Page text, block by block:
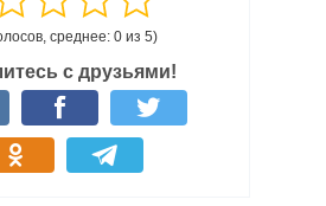
среднее: 0 из 5)
с друзьями!